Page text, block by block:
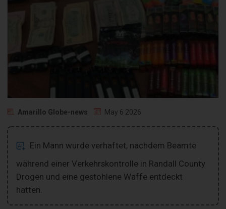
Amarillo Globe-news May 6 2026
Ein Mann wurde verhaftet, nachdem Beamte
während einer Verkehrskontrolle in Randall County
Drogen und eine gestohlene Waffe entdeckt
hatten.